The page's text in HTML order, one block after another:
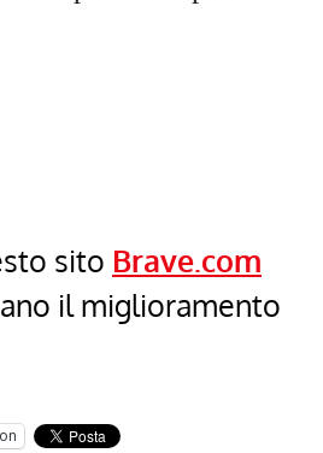
sito Brave.com
il miglioramento